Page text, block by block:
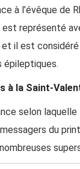
à l’évêque de
est représenté
il est
à la Saint-
selon laquelle
du